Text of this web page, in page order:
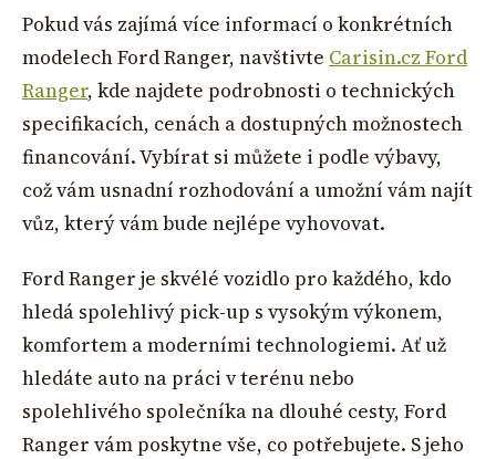
Pokud vás zajímá více informací o konkrétních
modelech Ford Ranger, navštivte Carisin.cz Ford
Ranger, kde najdete podrobnosti o technických
specifikacích, cenách a dostupných možnostech
financování. Vybírat si můžete i podle výbavy,
což vám usnadní rozhodování a umožní vám najít
vůz, který vám bude nejlépe vyhovovat.
Ford Ranger je skvélé vozidlo pro každého, kdo
hledá spolehlivý pick-up s vysokým výkonem,
komfortem a moderními technologiemi. Ať už
hledáte auto na práci v terénu nebo
spolehlivého společníka na dlouhé cesty, Ford
Ranger vám poskytne vše, co potřebujete. S jeho